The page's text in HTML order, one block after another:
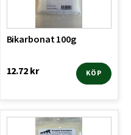
Bikarbonat 100g
12.72kr KÖP